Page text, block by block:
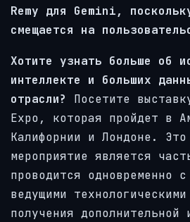
Remy для Gemini,
смещается на
Хотите узнать больше об
интеллекте и больших
отрасли?
Посетите
Expo, которая пройдет в
Калифорнии и Лондоне. Это
мероприятие является
проводится одновременно
ведущими
получения дополнительной